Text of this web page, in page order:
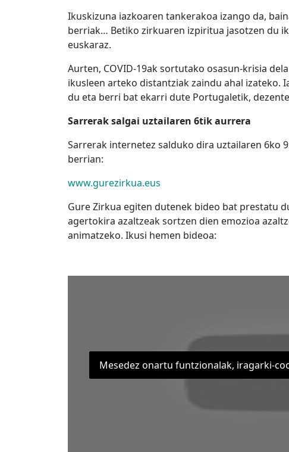
Ikuskizuna iazkoaren tankerakoa izango da,
berriak… Betiko zirkuaren izpiritua jasotzen du
euskaraz.
Aurten, COVID-19ak sortutako osasun-krisia
ikusleen arteko distantziak zaindu ahal izateko.
du eta berri bat ekarri dute Portugaletik,
Sarrerak salgai uztailaren 6tik aurrera
Sarrerak internetez salduko dira uztailaren 6ko
berrian:
www.gurezirkua.eus
Gure Zirkua egiten dutenek bideo bat prestatu
agertokira azaltzeak sortzen dien emozioa
animatzeko. Ikusi hemen bideoa:
Mesedez onartu funtzionalak, iragarki-